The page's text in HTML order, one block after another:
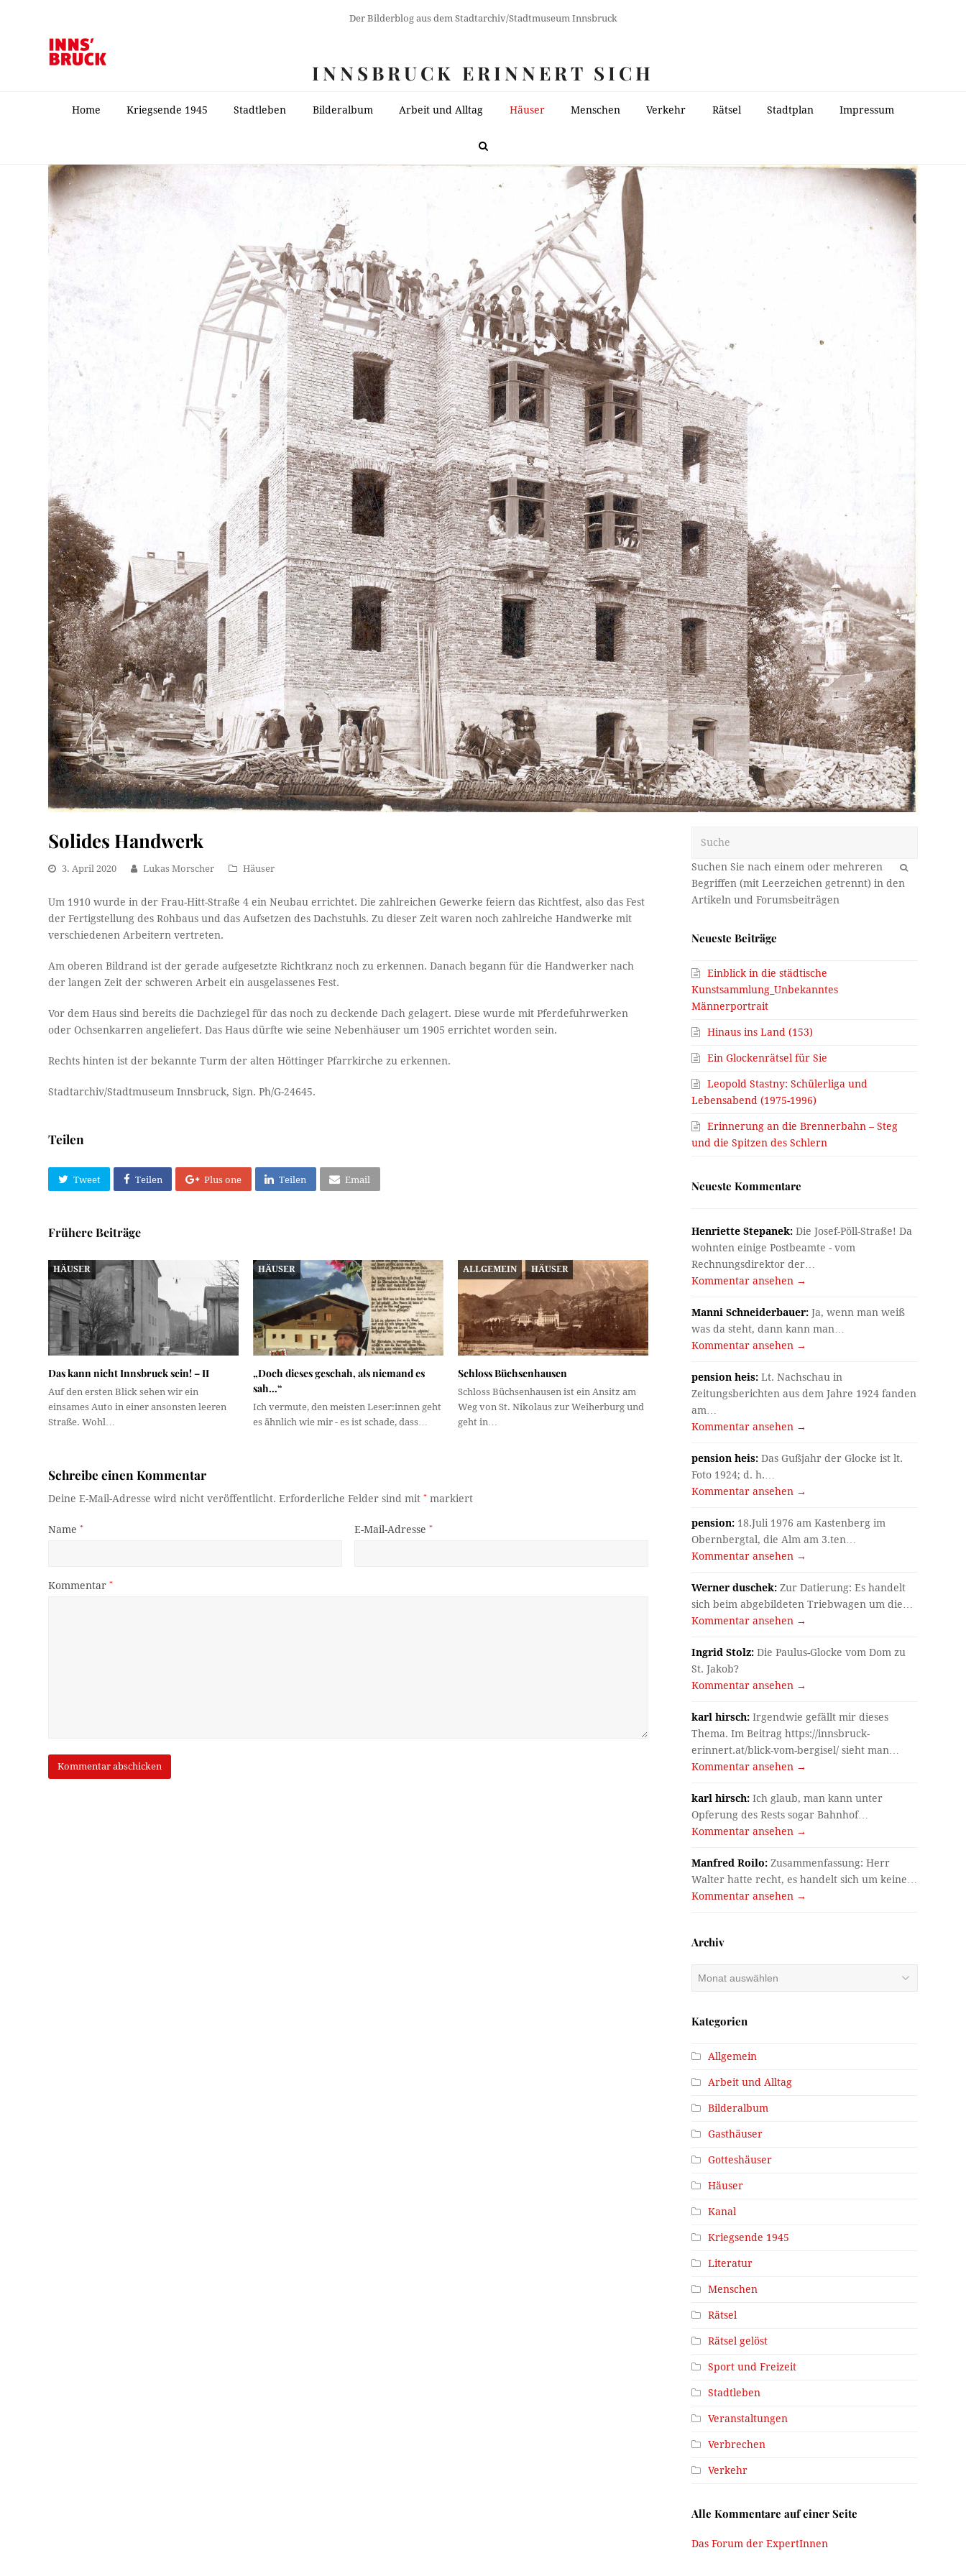
Der Bilderblog aus dem Stadtarchiv/Stadtmuseum Innsbruck
INNSBRUCK ERINNERT SICH
Home Kriegsende 1945 Stadtleben Bilderalbum Arbeit und Alltag Häuser Menschen Verkehr Rätsel Stadtplan Impressum
Solides Handwerk
3. April 2020 Lukas Morscher Häuser
Um 1910 wurde in der Frau-Hitt-Straße 4 ein Neubau errichtet. Die zahlreichen Gewerke feiern das Richtfest, also das Fest
der Fertigstellung des Rohbaus und das Aufsetzen des Dachstuhls. Zu dieser Zeit waren noch zahlreiche Handwerke mit
verschiedenen Arbeitern vertreten.
Am oberen Bildrand ist der gerade aufgesetzte Richtkranz noch zu erkennen. Danach begann für die Handwerker nach
der langen Zeit der schweren Arbeit ein ausgelassenes Fest.
Vor dem Haus sind bereits die Dachziegel für das noch zu deckende Dach gelagert. Diese wurde mit Pferdefuhrwerken
oder Ochsenkarren angeliefert. Das Haus dürfte wie seine Nebenhäuser um 1905 errichtet worden sein.
Rechts hinten ist der bekannte Turm der alten Höttinger Pfarrkirche zu erkennen.
Stadtarchiv/Stadtmuseum Innsbruck, Sign. Ph/G-24645.
Teilen
Tweet Teilen Plus one Teilen Email
Frühere Beiträge
HÄUSER
Das kann nicht Innsbruck sein! – II
Auf den ersten Blick sehen wir ein
einsames Auto in einer ansonsten leeren
Straße. Wohl…
HÄUSER
„Doch dieses geschah, als niemand es
sah…“
Ich vermute, den meisten Leser:innen geht
es ähnlich wie mir - es ist schade, dass…
ALLGEMEIN HÄUSER
Schloss Büchsenhausen
Schloss Büchsenhausen ist ein Ansitz am
Weg von St. Nikolaus zur Weiherburg und
geht in…
Schreibe einen Kommentar
Deine E-Mail-Adresse wird nicht veröffentlicht. Erforderliche Felder sind mit* markiert
Name* E-Mail-Adresse *
Kommentar*
OK
Neueste Beiträge
Einblick in die städtische
Kunstsammlung_Unbekanntes
Männerportrait
Hinaus ins Land (153)
Ein Glockenrätsel für Sie
Leopold Stastny: Schülerliga und
Lebensabend (1975-1996)
Erinnerung an die Brennerbahn – Steg
und die Spitzen des Schlern
Neueste Kommentare
Henriette Stepanek: Die Josef-Pöll-Straße! Da
wohnten einige Postbeamte - vom
Rechnungsdirektor der…
Kommentar ansehen →
Manni Schneiderbauer: Ja, wenn man weiß
was da steht, dann kann man…
Kommentar ansehen →
pension heis: Lt. Nachschau in
Zeitungsberichten aus dem Jahre 1924 fanden
am…
Kommentar ansehen →
pension heis: Das Gußjahr der Glocke ist lt.
Foto 1924; d. h.…
Kommentar ansehen →
pension: 18.Juli 1976 am Kastenberg im
Obernbergtal, die Alm am 3.ten…
Kommentar ansehen →
Werner duschek: Zur Datierung: Es handelt
sich beim abgebildeten Triebwagen um die…
Kommentar ansehen →
Ingrid Stolz: Die Paulus-Glocke vom Dom zu
St. Jakob?
Kommentar ansehen →
karl hirsch: Irgendwie gefällt mir dieses
Thema. Im Beitrag https://innsbruck-
erinnert.at/blick-vom-bergisel/ sieht man…
Kommentar ansehen →
karl hirsch: Ich glaub, man kann unter
Opferung des Rests sogar Bahnhof…
Kommentar ansehen →
Manfred Roilo: Zusammenfassung: Herr
Walter hatte recht, es handelt sich um keine…
Kommentar ansehen →
Archiv
Kategorien
Allgemein
Arbeit und Alltag
Bilderalbum
Gasthäuser
Gotteshäuser
Häuser
Kanal
Kriegsende 1945
Literatur
Menschen
Rätsel
Rätsel gelöst
Sport und Freizeit
Stadtleben
Veranstaltungen
Verbrechen
Verkehr
Alle Kommentare auf einer Seite
Das Forum der ExpertInnen